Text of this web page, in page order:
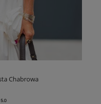
Chabrowa
5.0